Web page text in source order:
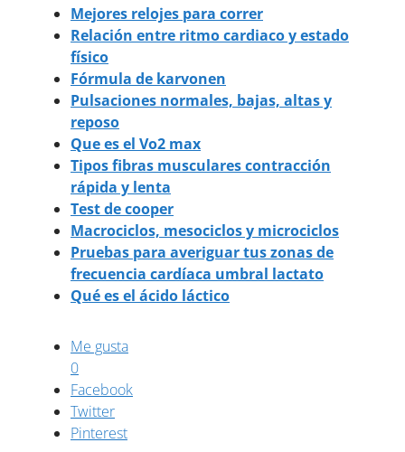
Mejores relojes para correr
Relación entre ritmo cardiaco y estado
físico
Fórmula de karvonen
Pulsaciones normales, bajas, altas y
reposo
Que es el Vo2 max
Tipos fibras musculares contracción
rápida y lenta
Test de cooper
Macrociclos, mesociclos y microciclos
Pruebas para averiguar tus zonas de
frecuencia cardíaca umbral lactato
Qué es el ácido láctico
Me gusta
0
Facebook
Twitter
Pinterest